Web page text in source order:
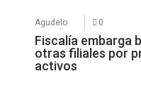
Agudelo
0
Fiscalía embarga
otras filiales por
activos